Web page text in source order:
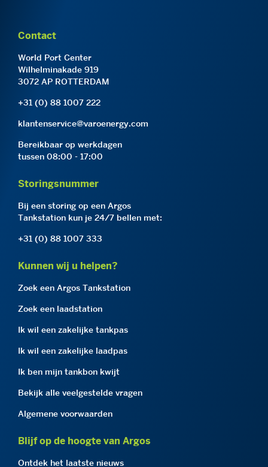
Contact
World Port Center
Wilhelminakade 919
3072 AP ROTTERDAM
+31 (0) 88 1007 222
klantenservice@varoenergy.com
Bereikbaar op werkdagen
tussen 08:00 - 17:00
Storingsnummer
Bij een storing op een Argos
Tankstation kun je 24/7 bellen met:
+31 (0) 88 1007 333
Kunnen wij u helpen?
Zoek een Argos Tankstation
Zoek een laadstation
Ik wil een zakelijke tankpas
Ik wil een zakelijke laadpas
Ik ben mijn tankbon kwijt
Bekijk alle veelgestelde vragen
Algemene voorwaarden
Blijf op de hoogte van Argos
Ontdek het laatste nieuws